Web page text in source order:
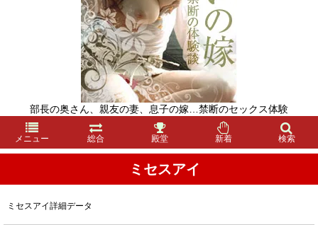
部長の奥さん、親友の妻、息子の嫁…禁断のセックス体験
メニュー 総合 殿堂 新着 検索
ミセスアイ
ミセスアイ詳細データ